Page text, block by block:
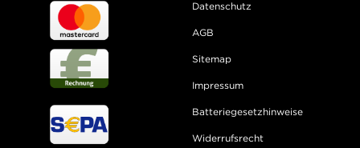
Datenschutz
AGB
Sitemap
Impressum
Batteriegesetzhinweise
Widerrufsrecht